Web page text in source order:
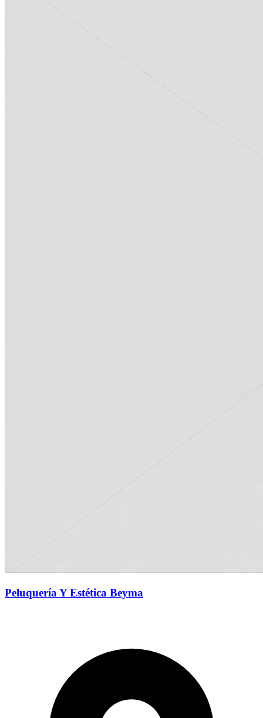
Peluquería Y Estética Beyma